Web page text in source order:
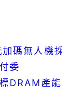
碼無人機
委
DRAM產